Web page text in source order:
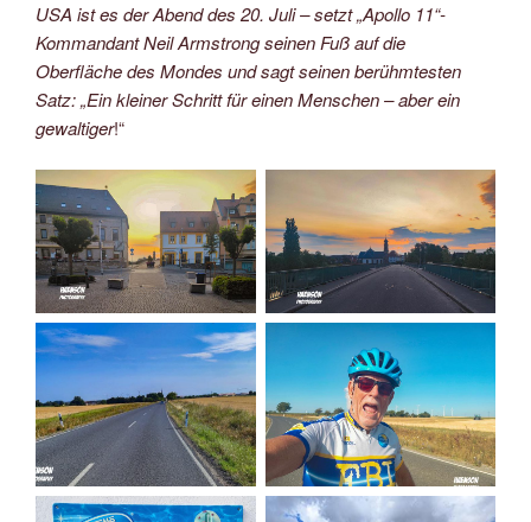
USA ist es der Abend des 20. Juli – setzt „Apollo 11“-
Kommandant Neil Armstrong seinen Fuß auf die
Oberfläche des Mondes und sagt seinen berühmtesten
Satz: „Ein kleiner Schritt für einen Menschen – aber ein
gewaltiger!“